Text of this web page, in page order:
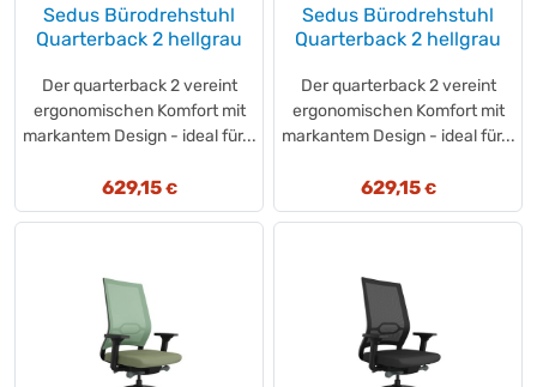
Sedus Bürodrehstuhl
Quarterback 2 hellgrau
Der quarterback 2 vereint
ergonomischen Komfort mit
markantem Design - ideal für...
629,15€
Sedus Bürodrehstuhl
Quarterback 2 hellgrau
Der quarterback 2 vereint
ergonomischen Komfort mit
markantem Design - ideal für...
629,15€